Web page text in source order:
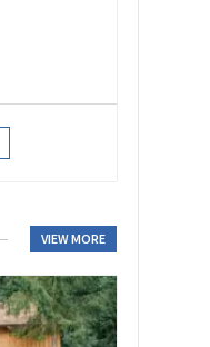
VIEW MORE